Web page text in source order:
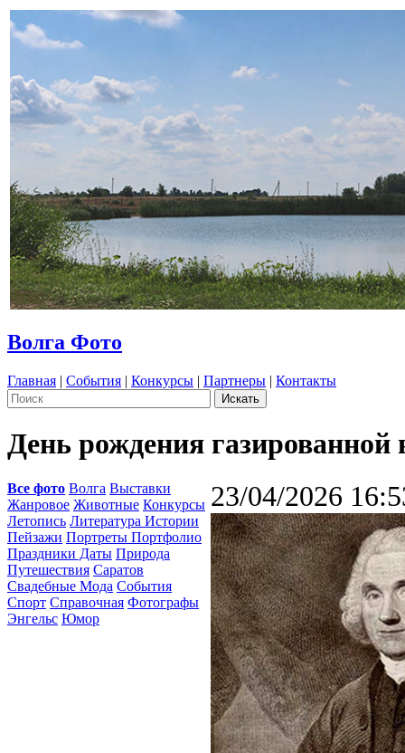
Волга Фото
Главная | События | Конкурсы | Партнеры | Контакты
День рождения газированной
Все фото Волга Выставки
Жанровое Животные Конкурсы
Летопись Литература Истории
Пейзажи Портреты Портфолио
Праздники Даты Природа
Путешествия Саратов
Свадебные Мода События
Спорт Справочная Фотографы
Энгельс Юмор
23/04/2026